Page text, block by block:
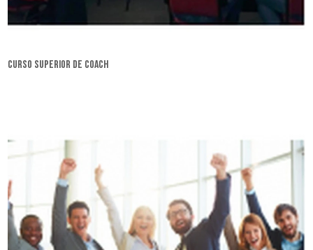
curso superior de coach